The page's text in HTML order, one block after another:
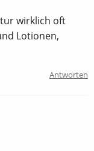
wirklich oft
Lotionen,
Antworten